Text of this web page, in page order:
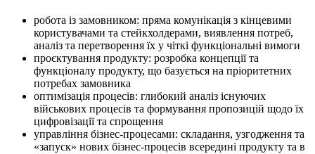
⁠робота із замовником: пряма комунікація з кінцевими
користувачами та стейкхолдерами, виявлення потреб,
аналіз та перетворення їх у чіткі функціональні вимоги
проєктування продукту: розробка концепції та
функціоналу продукту, що базується на пріоритетних
потребах замовника
⁠оптимізація процесів: глибокий аналіз існуючих
військових процесів та формування пропозицій щодо їх
цифровізації та спрощення
⁠управління бізнес-процесами: складання, узгодження та
«запуск» нових бізнес-процесів всередині продукту та в